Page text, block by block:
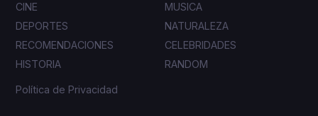
CINE
MUSICA
DEPORTES
NATURALEZA
RECOMENDACIONES
CELEBRIDADES
HISTORIA
RANDOM
Política de Privacidad